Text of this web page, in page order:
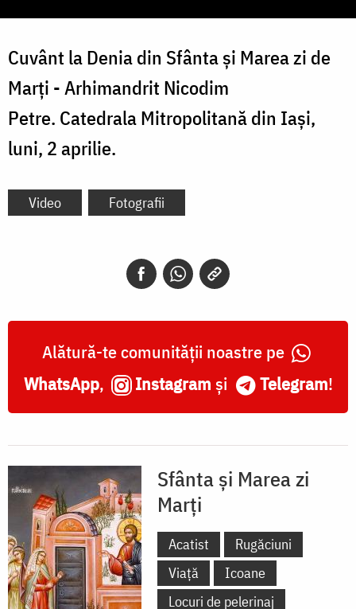
Cuvânt la Denia din Sfânta și Marea zi de
Marți - Arhimandrit Nicodim
Petre. Catedrala Mitropolitană din Iași,
luni, 2 aprilie.
Video Fotografii
Alătură-te comunității noastre pe
WhatsApp, Instagram și Telegram!
Sfânta și Marea zi
Marți
Acatist
Rugăciuni
Viață
Icoane
Locuri de pelerinaj